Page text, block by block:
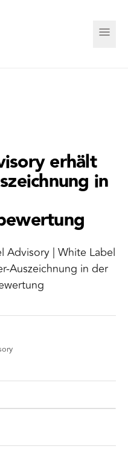
erhält
in
Advisory | White Label
Auszeichnung in der